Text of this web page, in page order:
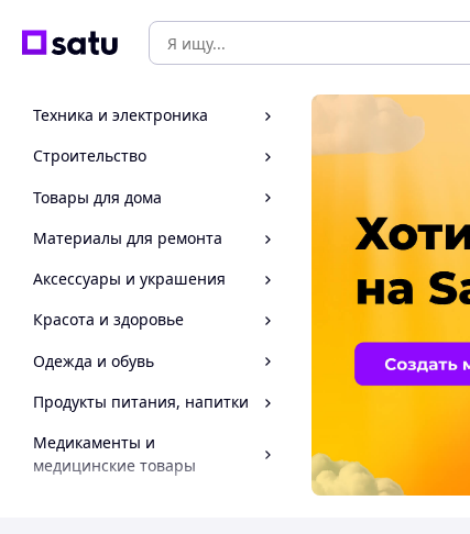
Техника и электроника
Строительство
Товары для дома
Материалы для ремонта
Аксессуары и украшения
Красота и здоровье
Одежда и обувь
Продукты питания, напитки
Медикаменты и
медицинские товары